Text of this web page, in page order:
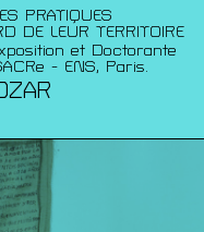
PRATIQUES
DE LEUR TERRITOIRE
et Doctorante
- ENS, Paris.